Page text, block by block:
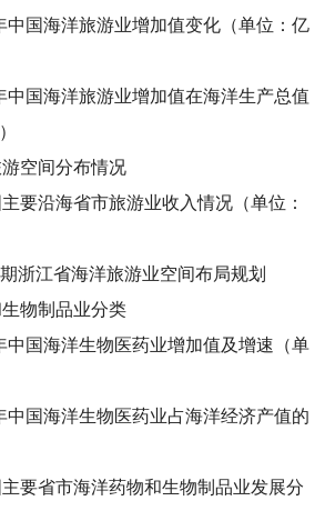
中国海洋旅游业增加值变化（单位：亿
中国海洋旅游业增加值在海洋生产总值
空间分布情况
要沿海省市旅游业收入情况（单位：
浙江省海洋旅游业空间布局规划
物制品业分类
中国海洋生物医药业增加值及增速（单
中国海洋生物医药业占海洋经济产值的
主要省市海洋药物和生物制品业发展分